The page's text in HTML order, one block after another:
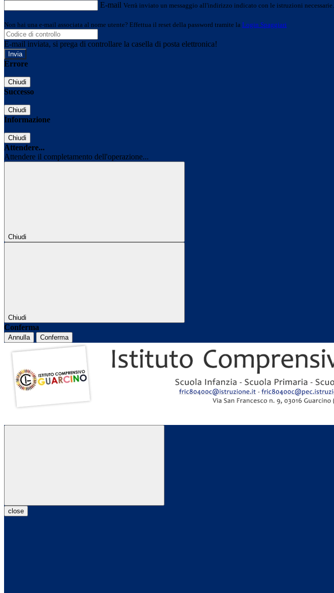
E-mail Verrà inviato un messaggio all'indirizzo indicato con le istruzioni necessarie.
Non hai una e-mail associata al nome utente? Effettua il reset della password tramite la Login Spaggiari
E-mail inviata, si prega di controllare la casella di posta elettronica!
Errore
Chiudi
Successo
Chiudi
Informazione
Chiudi
Attendere...
Attendere il completamento dell'operazione...
Chiudi
Chiudi
Conferma
Annulla Conferma
close